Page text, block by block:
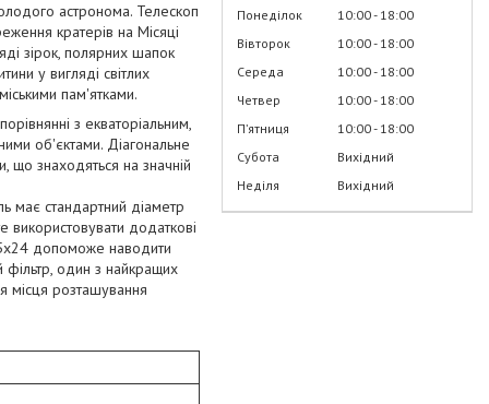
астронома. Телескоп
кратерів на Місяці
зірок, полярних шапок
у вигляді світлих
пам'ятками.
з екваторіальним,
об'єктами. Діагональне
що знаходяться на значній
має стандартний діаметр
додаткові
5х24 допоможе наводити
фільтр, один з найкращих
місця розташування
Понеділок 10:00 18:00
Вівторок
10:00 18:00
Середа
10:00 18:00
Четвер
10:00 18:00
Пʼятниця
10:00 18:00
Субота
Вихідний
Неділя
Вихідний